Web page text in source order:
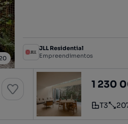
20
JLL Residential
Empreendimentos
Lisboa 1 230
Tipologia
T3
Preço por